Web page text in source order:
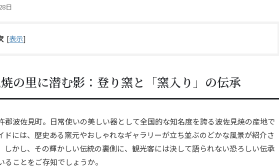
日
[表示]
の里に潜む影：登り窯と「窯入り」の伝承
郡波佐見町。日常使いの美しい器として全国的な知名度を誇る波佐見焼の産地で
ドには、歴史ある窯元やおしゃれなギャラリーが立ち並ぶのどかな風景が紹介さ
しかし、その輝かしい伝統の裏側に、観光客には決して語られない恐ろしい伝承
ることをご存知でしょうか。